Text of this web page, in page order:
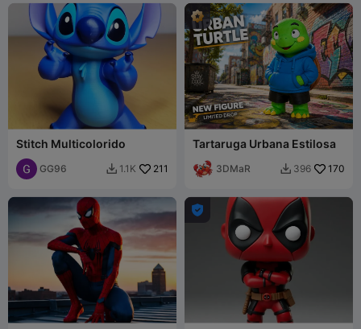
Stitch Multicolorido
GG96  1.1K 211
Tartaruga Urbana Estilosa
3DMaR  396 170
